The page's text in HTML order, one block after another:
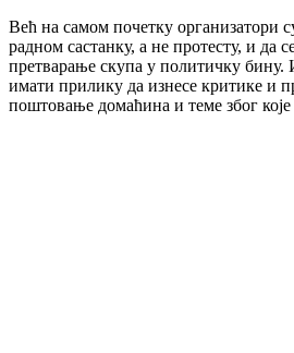
Већ на самом почетку организатори
радном састанку, а не протесту, и да
претварање скупа у политичку бину.
имати прилику да изнесе критике и
поштовање домаћина и теме због